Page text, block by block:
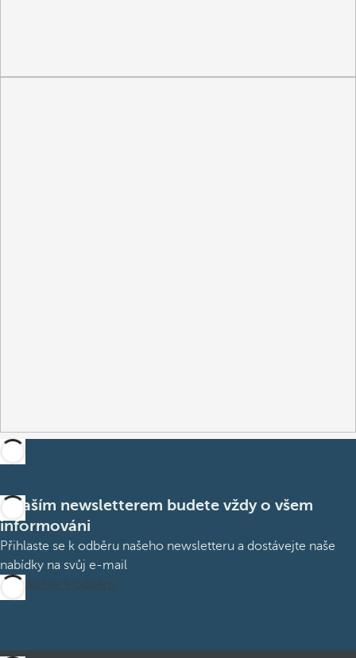
S naším newsletterem budete vždy o všem
informováni
Přihlaste se k odběru našeho newsletteru a dostávejte naše
nabídky na svůj e-mail
Přihlásit se k odběru